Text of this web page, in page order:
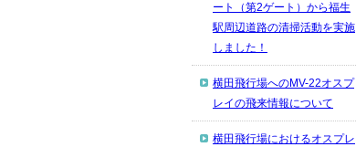
ート（第2ゲート）から福生
駅周辺道路の清掃活動を実施
しました！
横田飛行場へのMV-22オスプ
レイの飛来情報について
横田飛行場におけるオスプレ